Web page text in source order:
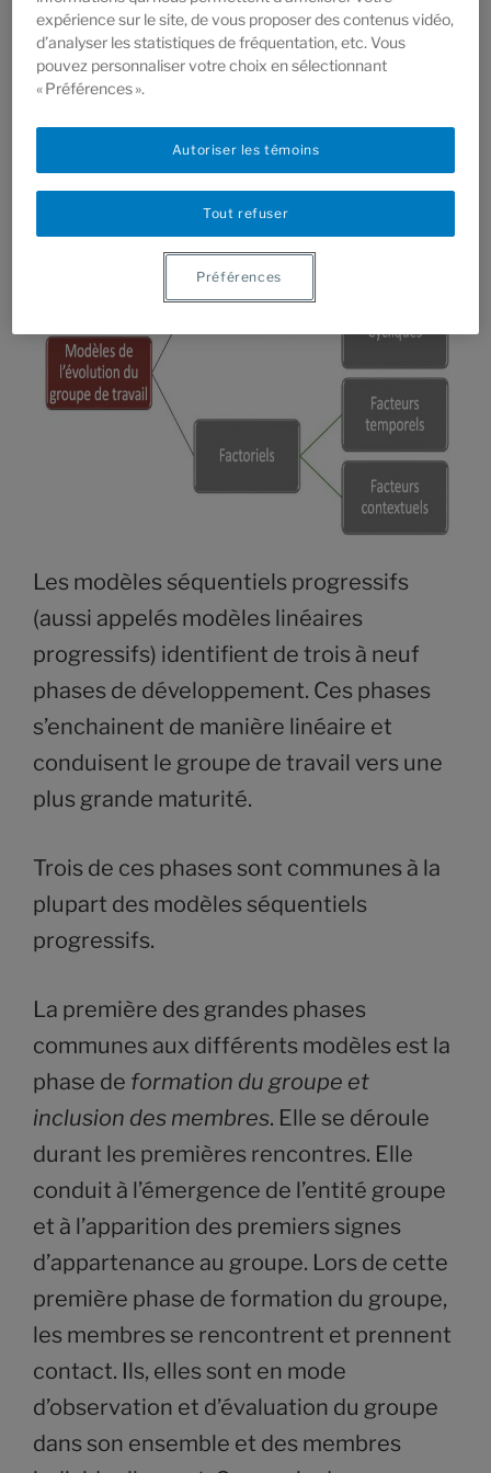
groupes de thérapie.
des modèles séquentiels progressifs et
Les modèles séquentiels progressifs
(aussi appelés modèles linéaires
progressifs) identifient de trois à neuf
phases de développement. Ces phases
s’enchainent de manière linéaire et
conduisent le groupe de travail vers une
plus grande maturité.
Trois de ces phases sont communes à la
plupart des modèles séquentiels
progressifs.
La première des grandes phases
communes aux différents modèles est la
phase de formation du groupe et
inclusion des membres. Elle se déroule
durant les premières rencontres. Elle
conduit à l’émergence de l’entité groupe
et à l’apparition des premiers signes
d’appartenance au groupe. Lors de cette
première phase de formation du groupe,
les membres se rencontrent et prennent
contact. Ils, elles sont en mode
d’observation et d’évaluation du groupe
dans son ensemble et des membres
expérience sur le site, de vous proposer des contenus vidéo,
d’analyser les statistiques de fréquentation, etc. Vous
pouvez personnaliser votre choix en sélectionnant
« Préférences ».
Tout refuser
Autoriser les témoins
Préférences